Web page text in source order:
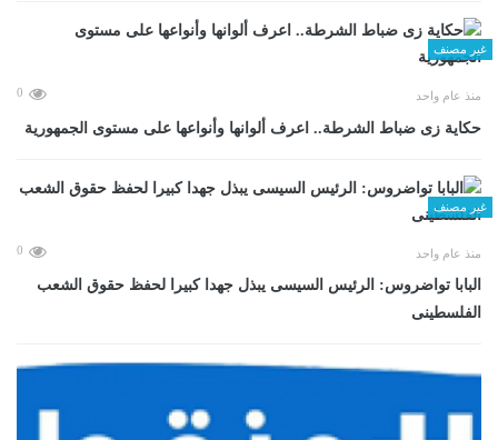
غير مصنف
منذ عام واحد 0
حكاية زى ضباط الشرطة.. اعرف ألوانها وأنواعها على مستوى الجمهورية
غير مصنف
منذ عام واحد 0
البابا تواضروس: الرئيس السيسى يبذل جهدا كبيرا لحفظ حقوق الشعب
الفلسطينى